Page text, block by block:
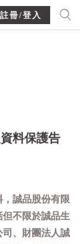
註冊/登入
料保護告
誠品股份有限
不限於誠品生
、財團法人誠